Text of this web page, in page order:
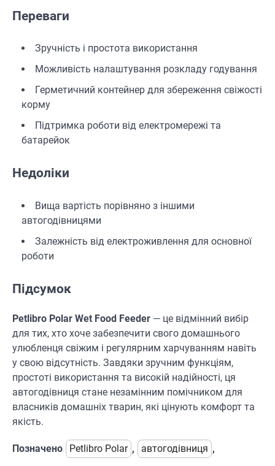
Переваги
Зручність і простота використання
Можливість налаштування розкладу годування
Герметичний контейнер для збереження свіжості
корму
Підтримка роботи від електромережі та
батарейок
Недоліки
Вища вартість порівняно з іншими
автогодівницями
Залежність від електроживлення для основної
роботи
Підсумок
Petlibro Polar Wet Food Feeder — це відмінний вибір
для тих, хто хоче забезпечити свого домашнього
улюбленця свіжим і регулярним харчуванням навіть
у свою відсутність. Завдяки зручним функціям,
простоті використання та високій надійності, ця
автогодівниця стане незамінним помічником для
власників домашніх тварин, які цінують комфорт та
якість.
Позначено Petlibro Polar , автогодівниця ,